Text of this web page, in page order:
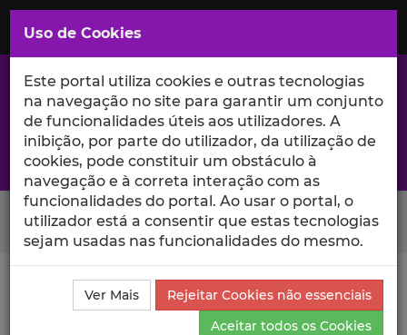
Saltar
para
Conteúdo
Principal
A excelência da investigação e ciência no Iscte
Search Button
Ciência_Iscte Publicações
Descrição Detalhada da
Publicação
Exportar
Uso de Cookies
Este portal utiliza cookies e outras tecnologias
na navegação no site para garantir um conjunto
de funcionalidades úteis aos utilizadores. A
inibição, por parte do utilizador, da utilização de
cookies, pode constituir um obstáculo à
navegação e à correta interação com as
funcionalidades do portal. Ao usar o portal, o
utilizador está a consentir que estas tecnologias
sejam usadas nas funcionalidades do mesmo.
Ver Mais
Rejeitar Cookies não essenciais
Aceitar todos os Cookies